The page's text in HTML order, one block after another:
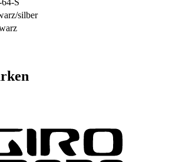
S
silber